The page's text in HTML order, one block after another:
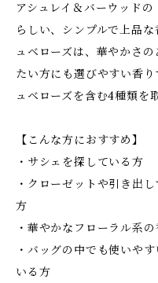
アシュレイ＆バーウッド
らしい、シンプルで上品
ュベローズは、華やかさ
たい方にも選びやすい香
ュベローズを含む4種類を
【こんな方におすすめ】
・サシェを探している方
・クローゼットや引き出
方
・華やかなフローラル系
・バッグの中でも使いや
いる方